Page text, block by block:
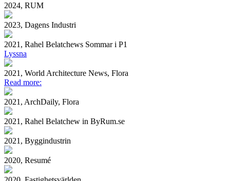
2024, RUM
2023, Dagens Industri
2021, Rahel Belatchews Sommar i P1
Lyssna
2021, World Architecture News, Flora
Read more:
2021, ArchDaily, Flora
2021, Rahel Belatchew in ByRum.se
2021, Byggindustrin
2020, Resumé